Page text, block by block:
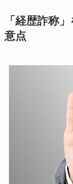
「経歴詐称
意点